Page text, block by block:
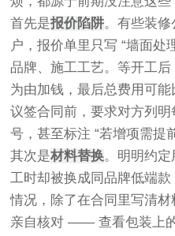
首先是报价陷阱。有些装修
户，报价单里只写 “墙面处
品牌、施工工艺。等开工后
为由加钱，最后总费用可
议签合同前，要求对方列
号，甚至标注 “若增项需提
其次是材料替换。明明约
工时却被换成同品牌低端
情况，除了在合同里写清
亲自核对 —— 查看包装上